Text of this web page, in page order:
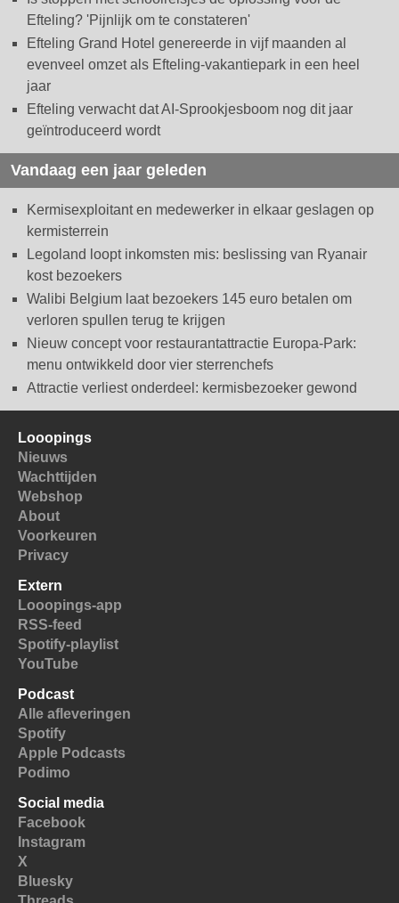
Efteling? 'Pijnlijk om te constateren'
Efteling Grand Hotel genereerde in vijf maanden al
evenveel omzet als Efteling-vakantiepark in een heel
jaar
Efteling verwacht dat AI-Sprookjesboom nog dit jaar
geïntroduceerd wordt
Vandaag een jaar geleden
Kermisexploitant en medewerker in elkaar geslagen op
kermisterrein
Legoland loopt inkomsten mis: beslissing van Ryanair
kost bezoekers
Walibi Belgium laat bezoekers 145 euro betalen om
verloren spullen terug te krijgen
Nieuw concept voor restaurantattractie Europa-Park:
menu ontwikkeld door vier sterrenchefs
Attractie verliest onderdeel: kermisbezoeker gewond
Looopings
Nieuws
Wachttijden
Webshop
About
Voorkeuren
Privacy
Extern
Looopings-app
RSS-feed
Spotify-playlist
YouTube
Podcast
Alle afleveringen
Spotify
Apple Podcasts
Podimo
Social media
Facebook
Instagram
X
Bluesky